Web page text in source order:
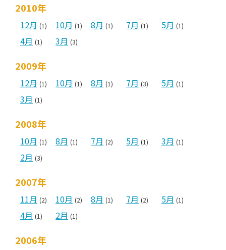
2010年
12月 (1) 10月 (1) 8月 (1) 7月 (1) 5月 (1)
4月 (1) 3月 (3)
2009年
12月 (1) 10月 (1) 8月 (1) 7月 (3) 5月 (1)
3月 (1)
2008年
10月 (1) 8月 (1) 7月 (2) 5月 (1) 3月 (1)
2月 (3)
2007年
11月 (2) 10月 (2) 8月 (1) 7月 (2) 5月 (1)
4月 (1) 2月 (1)
2006年